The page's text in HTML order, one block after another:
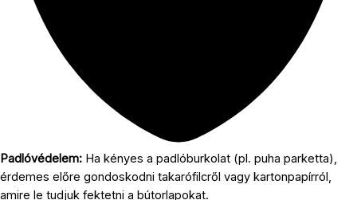
Padlóvédelem: Ha kényes a padlóburkolat (pl. puha parketta),
érdemes előre gondoskodni takarófilcről vagy kartonpapírról,
amire le tudjuk fektetni a bútorlapokat.